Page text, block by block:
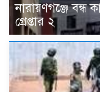
নারায়ণগঞ্জে বন্ধ
গ্রেপ্তার ২